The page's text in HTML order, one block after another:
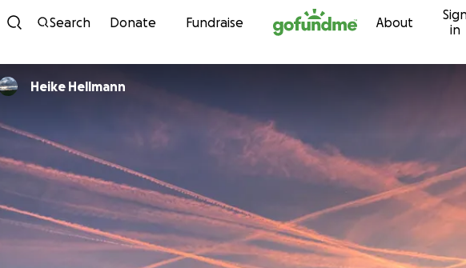
Skip to content
Search Donate Fundraise About
in
Heike Hellmann